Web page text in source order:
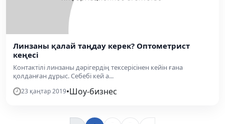
Линзаны қалай таңдау керек? Оптометрист
кеңесі
Контактілі линзаны дәрігердің тексерісінен кейін ғана
қолданған дұрыс. Себебі кей а...
23 қаңтар 2019•Шоу-бизнес